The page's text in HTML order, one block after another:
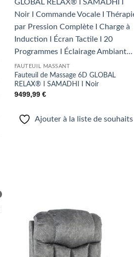
Ajouter
à la liste
de
souhaits
FAUTEUIL MASSANT
Fauteuil de Massage 6D GLOBAL
RELAX® I SAMADHI I Noir
9499,99 €
Ajouter à la liste de souhaits